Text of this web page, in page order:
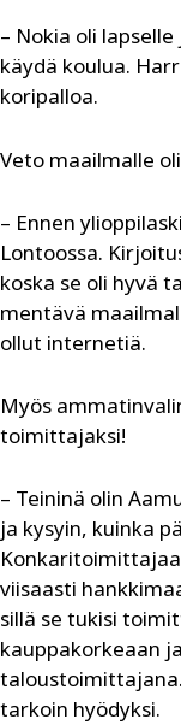
– Nokia oli
käydä koulua.
koripalloa.
Veto maailmalle
– Ennen
Lontoossa.
koska se oli hyvä
mentävä
ollut internetiä.
Myös
toimittajaksi!
– Teininä olin
ja kysyin, kuinka
viisaasti
sillä se tukisi
kauppakorkeaan
tarkoin hyödyksi.